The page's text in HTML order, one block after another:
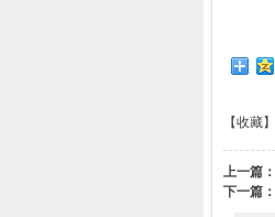
【收藏】
上一篇：
下一篇：